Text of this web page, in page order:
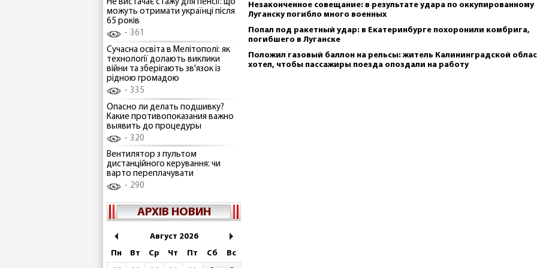
Не вистачає стажу для пенсії: що
можуть отримати українці після
65 років
361
Сучасна освіта в Мелітополі: як
технології долають виклики
війни та зберігають зв'язок із
рідною громадою
335
Опасно ли делать подшивку?
Какие противопоказания важно
выявить до процедуры
320
Вентилятор з пультом
дистанційного керування: чи
варто переплачувати
290
АРХІВ НОВИН
Август 2026
Пн
Вт Ср Чт Пт Сб
Вс
Незаконченное совещание: в результате удара по оккупированному
Луганску погибло много военных
Попал под ракетный удар: в Екатеринбурге похоронили комбрига,
погибшего в Луганске
Положил газовый баллон на рельсы: житель Калининградской
хотел, чтобы пассажиры поезда опоздали на работу